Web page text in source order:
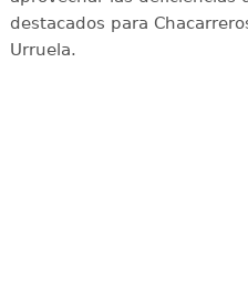
destacados para
Urruela.